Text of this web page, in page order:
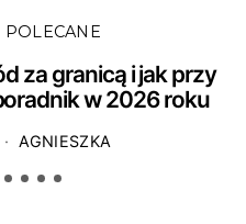
POLECANE
za granicą i jak przy
w 2026 roku
AGNIESZKA